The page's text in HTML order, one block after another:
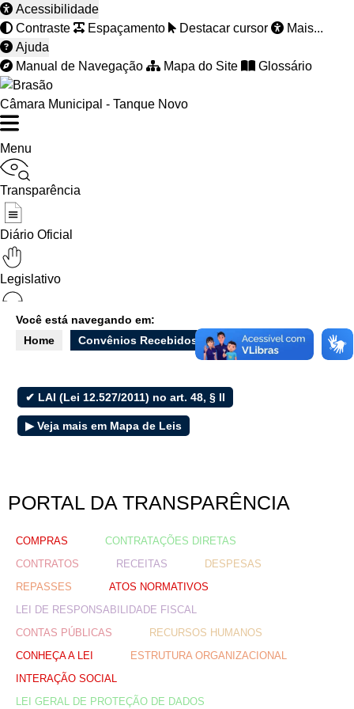
Acessibilidade
Contraste
Espaçamento Destacar cursor
Mais...
Ajuda
Manual de Navegação
Mapa do Site Glossário
Câmara Municipal - Tanque Novo
Menu
Transparência
Diário Oficial
Legislativo
Ouvidoria
Empresas
Notícias
Secretarias
Servidor
Videos
Áudios
Fale conosco
Você está navegando em:
Home
Convênios Recebidos
✔ LAI (Lei 12.527/2011) no art. 48, § II
▶ Veja mais em Mapa de Leis
PORTAL DA TRANSPARÊNCIA
COMPRAS
CONTRATAÇÕES DIRETAS
CONTRATOS
RECEITAS
DESPESAS
REPASSES
ATOS NORMATIVOS
LEI DE RESPONSABILIDADE FISCAL
CONTAS PÚBLICAS
RECURSOS HUMANOS
CONHEÇA A LEI
ESTRUTURA ORGANIZACIONAL
INTERAÇÃO SOCIAL
LEI GERAL DE PROTEÇÃO DE DADOS